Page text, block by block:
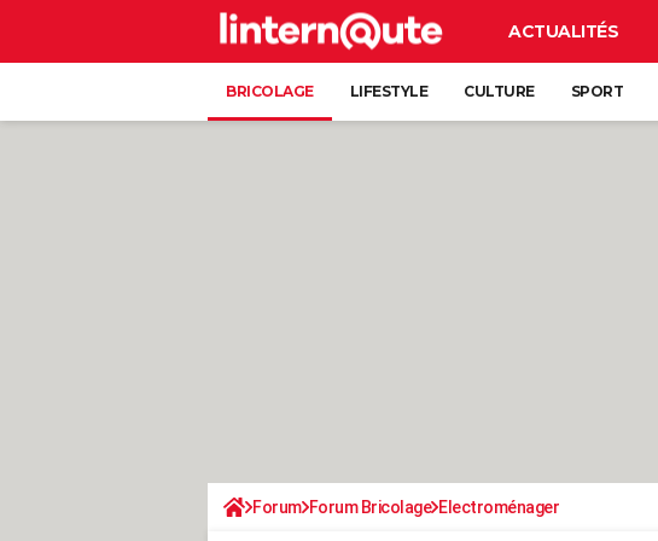
ACTUALITÉS
BRICOLAGE LIFESTYLE CULTURE SPORT
Forum Forum Bricolage Electroménager